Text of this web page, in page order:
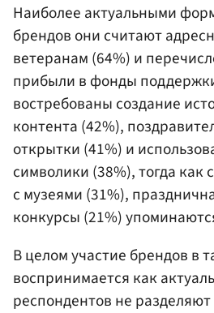
Наиболее актуальными
брендов они считают
ветеранам (64%) и
прибыли в фонды
востребованы создание
контента (42%),
открытки (41%) и
символики (38%), тогда как
с музеями (31%),
конкурсы (21%)
В целом участие брендов в
воспринимается как
респондентов не разделяют